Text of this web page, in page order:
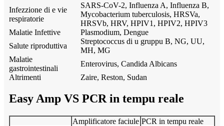
Infezzione di e vie
respiratorie
SARS-CoV-2, Influenza A, Influenza B,
Mycobacterium tuberculosis, HRSVa,
HRSVb, HRV, HPIV1, HPIV2, HPIV3
Malatie Infettive
Plasmodium, Dengue
Salute riproduttiva
Streptococcus di u gruppu B, NG, UU,
MH, MG
Malatie
gastrointestinali
Enterovirus, Candida Albicans
Altrimenti
Zaire, Reston, Sudan
Easy Amp VS PCR in tempu reale
Amplificatore faciule PCR in tempu reale